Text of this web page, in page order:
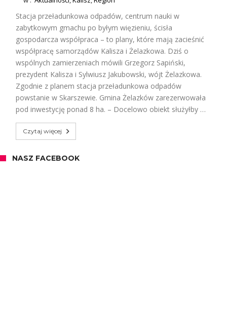
Stacja przeładunkowa odpadów, centrum nauki w
zabytkowym gmachu po byłym więzieniu, ścisła
gospodarcza współpraca – to plany, które mają zacieśnić
współpracę samorządów Kalisza i Żelazkowa. Dziś o
wspólnych zamierzeniach mówili Grzegorz Sapiński,
prezydent Kalisza i Sylwiusz Jakubowski, wójt Żelazkowa.
Zgodnie z planem stacja przeładunkowa odpadów
powstanie w Skarszewie. Gmina Żelazków zarezerwowała
pod inwestycję ponad 8 ha. – Docelowo obiekt służyłby …
Czytaj więcej
NASZ FACEBOOK